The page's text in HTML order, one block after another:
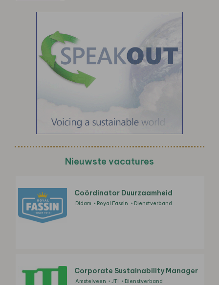
Nieuwste vacatures
Coördinator Duurzaamheid
Didam Royal Fassin Dienstverband
Corporate Sustainability Manager
Amstelveen JTI Dienstverband